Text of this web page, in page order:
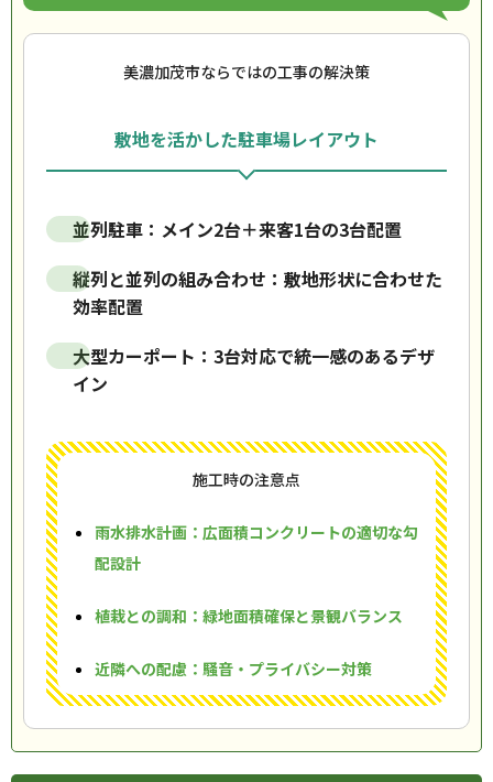
美濃加茂市ならではの工事の解決策
敷地を活かした駐車場レイアウト
並列駐車：メイン2台＋来客1台の3台配置
縦列と並列の組み合わせ：敷地形状に合わせた
効率配置
大型カーポート：3台対応で統一感のあるデザ
イン
施工時の注意点
雨水排水計画：広面積コンクリートの適切な勾
配設計
植栽との調和：緑地面積確保と景観バランス
近隣への配慮：騒音・プライバシー対策